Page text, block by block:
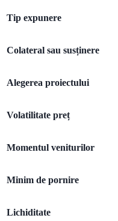
Tip expunere
Colateral sau susținere
Alegerea proiectului
Volatilitate preț
Momentul veniturilor
Minim de pornire
Lichiditate